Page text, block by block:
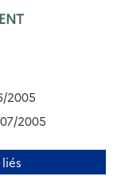
2005
2005